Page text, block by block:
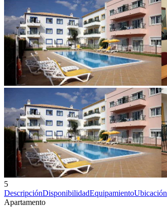
5
DescripciónDisponibilidadEquipamientoUbicación
Apartamento